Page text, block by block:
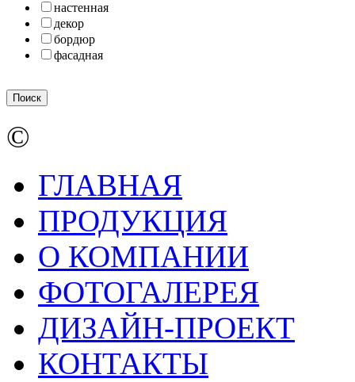
настенная
декор
бордюр
фасадная
©
ГЛАВНАЯ
ПРОДУКЦИЯ
О КОМПАНИИ
ФОТОГАЛЕРЕЯ
ДИЗАЙН-ПРОЕКТ
КОНТАКТЫ